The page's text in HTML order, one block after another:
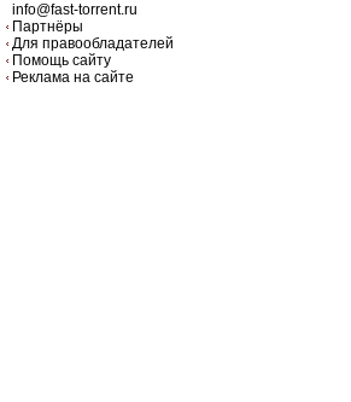
info@fast-torrent.ru
Партнёры
Для правообладателей
Помощь сайту
Реклама на сайте